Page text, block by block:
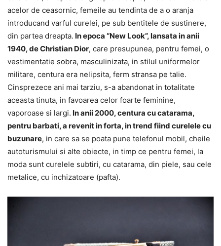
acelor de ceasornic, femeile au tendinta de a o aranja
introducand varful curelei, pe sub bentitele de sustinere,
din partea dreapta. In epoca “New Look”, lansata in anii
1940, de Christian Dior, care presupunea, pentru femei, o
vestimentatie sobra, masculinizata, in stilul uniformelor
militare, centura era nelipsita, ferm stransa pe talie.
Cinsprezece ani mai tarziu, s-a abandonat in totalitate
aceasta tinuta, in favoarea celor foarte feminine,
vaporoase si largi. In anii 2000, centura cu catarama,
pentru barbati, a revenit in forta, in trend fiind curelele cu
buzunare, in care sa se poata pune telefonul mobil, cheile
autoturismului si alte obiecte, in timp ce pentru femei, la
moda sunt curelele subtiri, cu catarama, din piele, sau cele
metalice, cu inchizatoare (pafta).